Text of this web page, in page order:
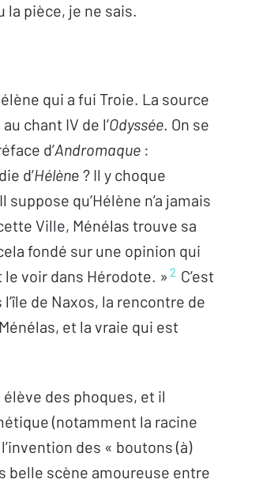
la pièce, je ne sais.
qui a fui Troie. La source
chant IV de l’Odyssée. On se
d’Andromaque:
d’Hélène ? Il y choque
qu’Hélène n’a jamais
Ville, Ménélas trouve sa
fondé sur une opinion qui
voir dans Hérodote. » 2 C’est
de Naxos, la rencontre de
et la vraie qui est
des phoques, et il
(notamment la racine
des « boutons (à)
belle scène amoureuse entre